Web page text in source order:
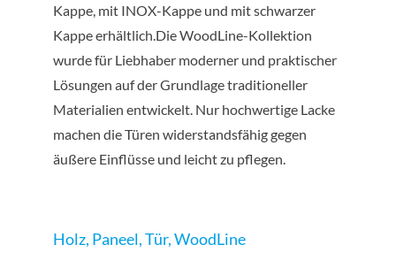
Kappe, mit INOX-Kappe und mit schwarzer
Kappe erhältlich.Die WoodLine-Kollektion
wurde für Liebhaber moderner und praktischer
Lösungen auf der Grundlage traditioneller
Materialien entwickelt. Nur hochwertige Lacke
machen die Türen widerstandsfähig gegen
äußere Einflüsse und leicht zu pflegen.
Holz, Paneel,Tür,WoodLine